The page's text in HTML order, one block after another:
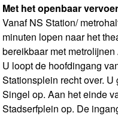
Met het openbaar vervoer
Vanaf NS Station/
minuten lopen naar het
bereikbaar met metrolijnen
U loopt de hoofdingang
Stationsplein recht over.
Singel op. Aan het einde
Stadserfplein op. De